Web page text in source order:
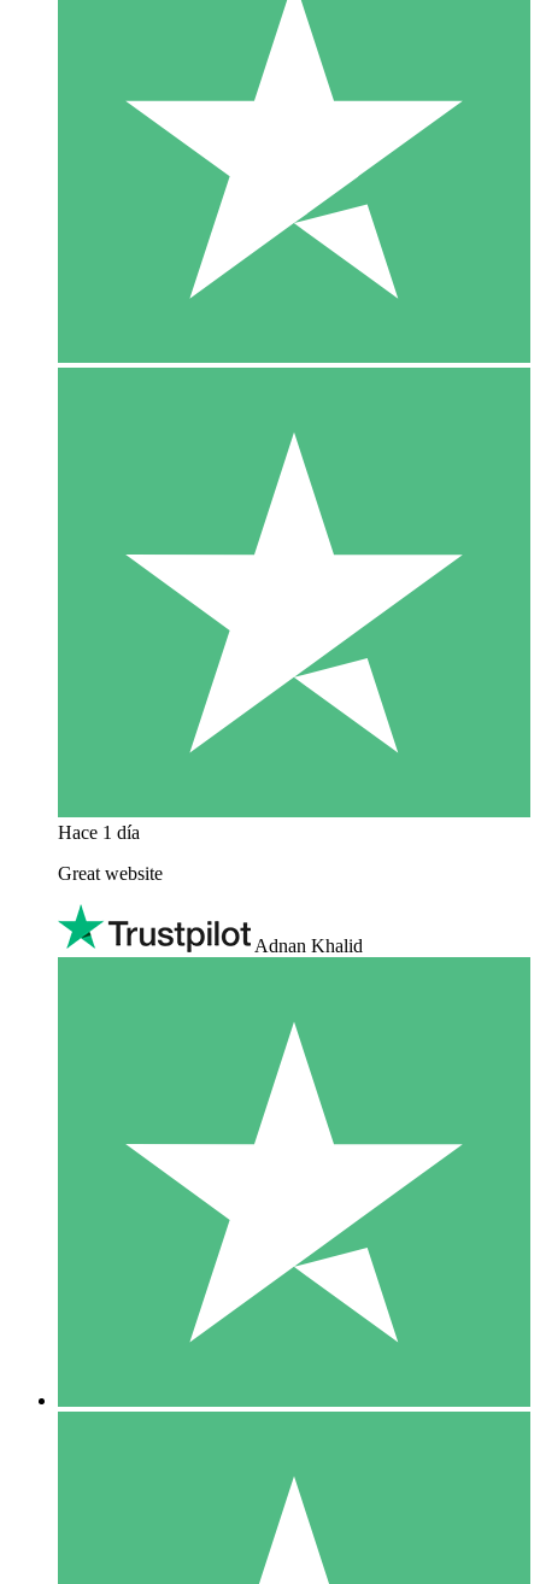
Hace 1 día
Great website
Adnan Khalid